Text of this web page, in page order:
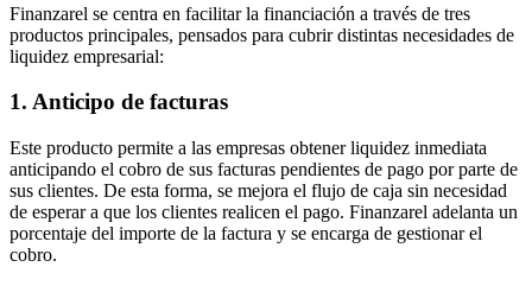
Finanzarel se centra en facilitar la financiación a través de tres
productos principales, pensados para cubrir distintas necesidades de
liquidez empresarial:
1. Anticipo de facturas
Este producto permite a las empresas obtener liquidez inmediata
anticipando el cobro de sus facturas pendientes de pago por parte de
sus clientes. De esta forma, se mejora el flujo de caja sin necesidad
de esperar a que los clientes realicen el pago. Finanzarel adelanta un
porcentaje del importe de la factura y se encarga de gestionar el
cobro.